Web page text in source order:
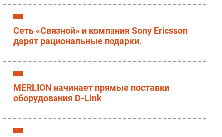
Мероприятия
Проекты
IT класс
Тестовый стенд
Каталог компаний
Сеть «Связной» и компания Sony Ericsson
дарят рациональные подарки.
MERLION начинает прямые поставки
оборудования D-Link